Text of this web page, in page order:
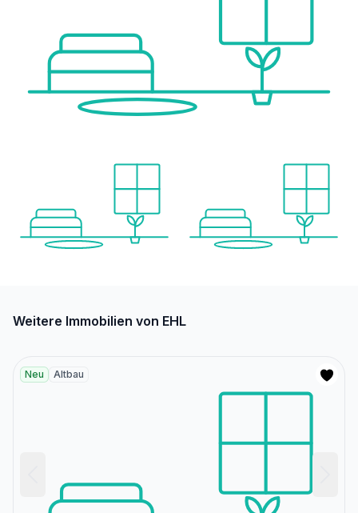
Weitere Immobilien von EHL
Neu Altbau